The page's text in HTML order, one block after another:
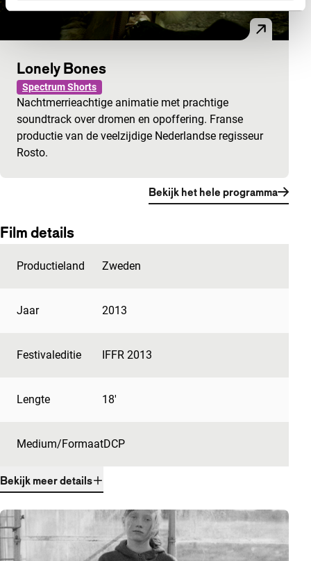
Lonely Bones
Spectrum Shorts
Nachtmerrieachtige animatie met prachtige
soundtrack over dromen en opoffering. Franse
productie van de veelzijdige Nederlandse regisseur
Rosto.
Bekijk het hele programma
Film details
Productieland Zweden
Jaar 2013
Festivaleditie IFFR 2013
Lengte 18'
Medium/FormaatDCP
Bekijk meer details